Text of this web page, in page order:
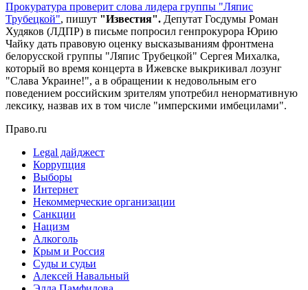
Прокуратура проверит слова лидера группы "Ляпис
Трубецкой", пишут "Известия". Депутат Госдумы Роман
Худяков (ЛДПР) в письме попросил генпрокурора Юрию
Чайку дать правовую оценку высказываниям фронтмена
белорусской группы "Ляпис Трубецкой" Сергея Михалка,
который во время концерта в Ижевске выкрикивал лозунг
"Слава Украине!", а в обращении к недовольным его
поведением российским зрителям употребил ненормативную
лексику, назвав их в том числе "имперскими имбецилами".
Право.ru
Legal дайджест
Коррупция
Выборы
Интернет
Некоммерческие организации
Санкции
Нацизм
Алкоголь
Крым и Россия
Суды и судьи
Алексей Навальный